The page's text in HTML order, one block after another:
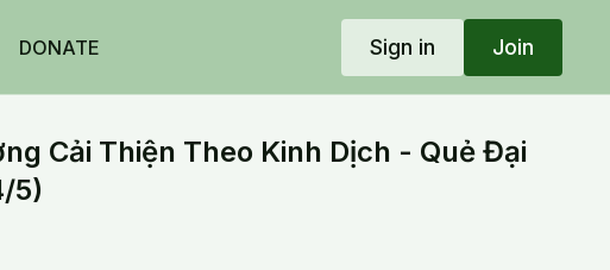
DONATE Sign in Join
Cải Thiện Theo Kinh Dịch - Quẻ Đại
5)